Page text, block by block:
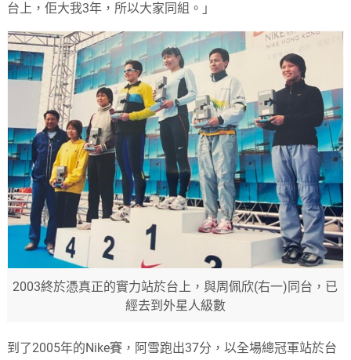
台上，佢大我3年，所以大家同組。」
2003終於憑真正的實力站於台上，與周佩欣(右一)同台，已
經去到外星人級數
到了2005年的Nike賽，阿雪跑出37分，以全場總冠軍站於台